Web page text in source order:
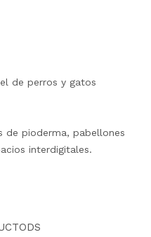
de perros y gatos
de pioderma, pabellones
interdigitales.